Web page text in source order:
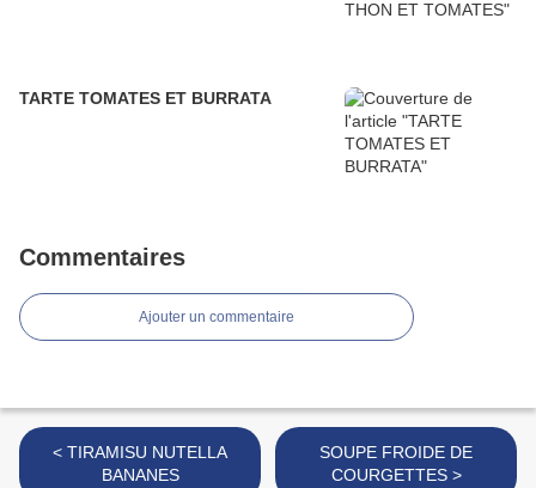
TARTE TOMATES ET BURRATA
Commentaires
Ajouter un commentaire
< TIRAMISU NUTELLA
BANANES
SOUPE FROIDE DE
COURGETTES >